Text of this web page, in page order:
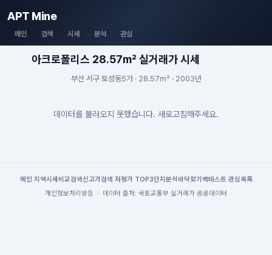
APT Mine
메인 검색 시세 분석 관심
아크로폴리스 28.57m² 실거래가 시세
부산 서구 토성동5가 · 28.57m² · 2003년
데이터를 불러오지 못했습니다. 새로고침해주세요.
메인| 지역시세 비교검색신고가검색 저평가 TOP3단지분석 바닥찾기 백테스트 관심목록
개인정보처리방침
· 데이터 출처: 국토교통부 실거래가 공공데이터